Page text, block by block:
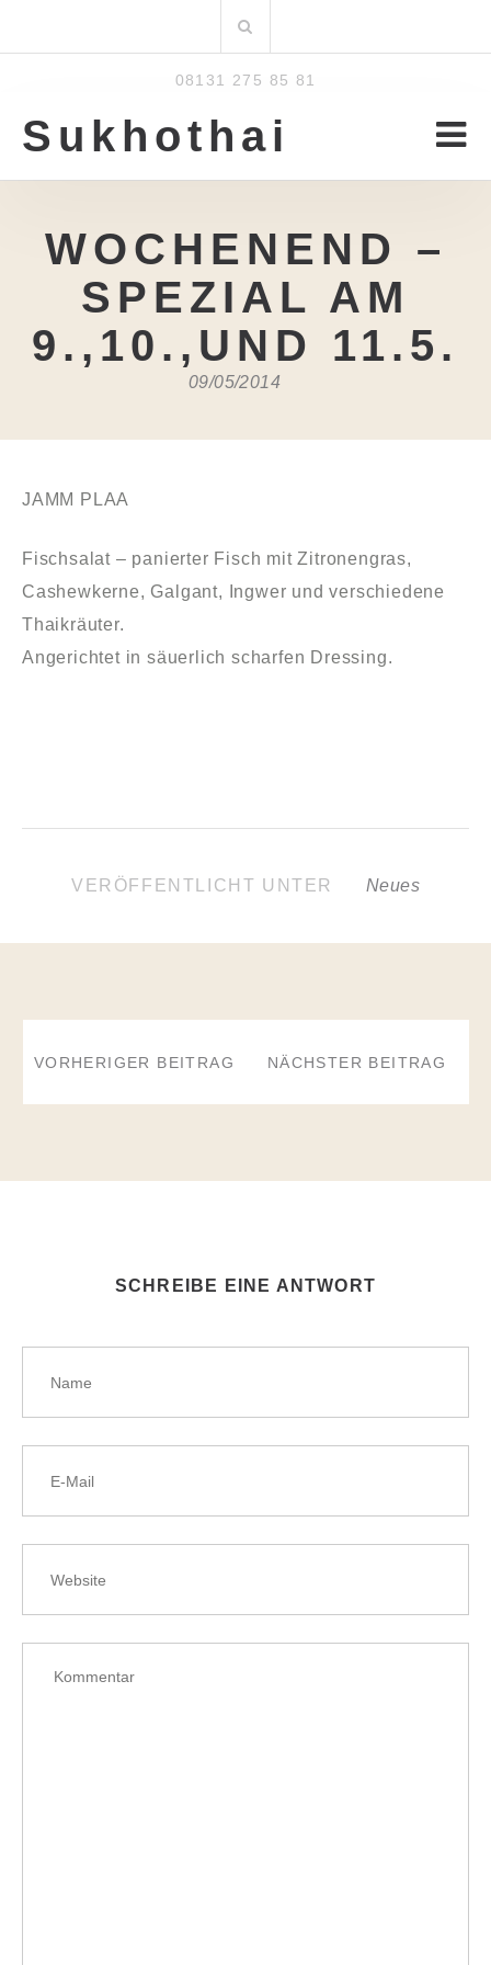
nach:
08131 275 85 81
Sukhothai
WOCHENEND –
SPEZIAL AM
9.,10.,UND 11.5.
09/05/2014
JAMM PLAA
Fischsalat – panierter Fisch mit Zitronengras,
Cashewkerne, Galgant, Ingwer und verschiedene
Thaikräuter.
Angerichtet in säuerlich scharfen Dressing.
VERÖFFENTLICHT UNTER Neues
VORHERIGER BEITRAG NÄCHSTER BEITRAG
SCHREIBE EINE ANTWORT